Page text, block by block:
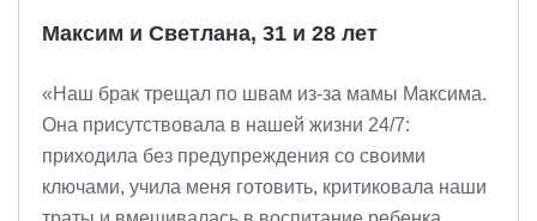
Максим и Светлана, 31 и 28 лет
«Наш брак трещал по швам из-за мамы Максима.
Она присутствовала в нашей жизни 24/7:
приходила без предупреждения со своими
ключами, учила меня готовить, критиковала наши